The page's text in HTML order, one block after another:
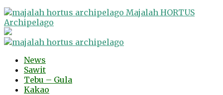
Majalah HORTUS
Archipelago
News
Sawit
Tebu – Gula
Kakao